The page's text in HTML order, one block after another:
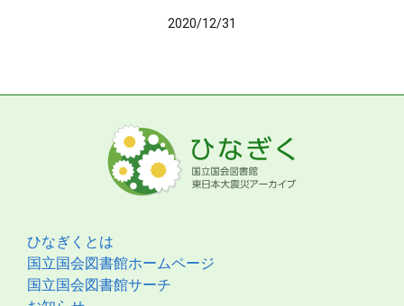
2020/12/31
ひなぎくとは
国立国会図書館ホームページ
国立国会図書館サーチ